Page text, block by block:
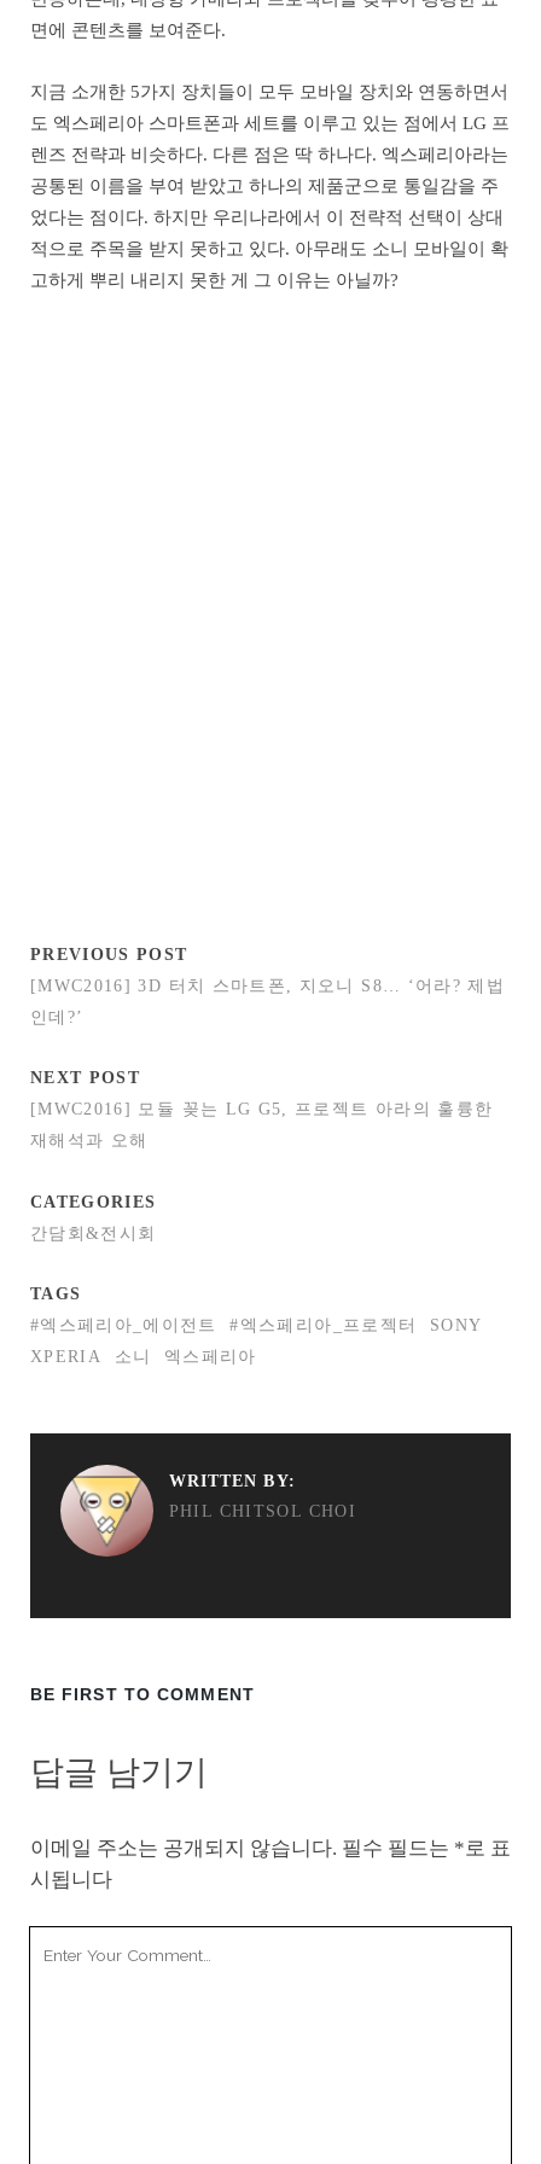
면에 콘텐츠를 보여준다.
지금 소개한 5가지 장치들이 모두 모바일 장치와 연동하면서
도 엑스페리아 스마트폰과 세트를 이루고 있는 점에서 LG 프
렌즈 전략과 비슷하다. 다른 점은 딱 하나다. 엑스페리아라는
공통된 이름을 부여 받았고 하나의 제품군으로 통일감을 주
었다는 점이다. 하지만 우리나라에서 이 전략적 선택이 상대
적으로 주목을 받지 못하고 있다. 아무래도 소니 모바일이 확
고하게 뿌리 내리지 못한 게 그 이유는 아닐까?
PREVIOUS POST
[MWC2016] 3D 터치 스마트폰, 지오니 S8… ‘어라? 제법
인데?’
NEXT POST
[MWC2016] 모듈 꽂는 LG G5, 프로젝트 아라의 훌륭한
재해석과 오해
CATEGORIES
간담회&전시회
TAGS
#엑스페리아_에이전트
#엑스페리아_프로젝터
SONY
XPERIA
소니 엑스페리아
WRITTEN BY:
PHIL CHITSOL CHOI
BE FIRST TO COMMENT
답글 남기기
이메일 주소는 공개되지 않습니다. 필수 필드는 *로 표
시됩니다